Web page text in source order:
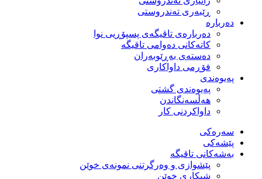
ڕێبەری تەندروستی
دەربارە
دەربارەی تاقیگەی پسپۆڕیی نوا
كاتەكانی دەوامی تاقیگە
دەستەی بەڕێوبەران
فۆڕمی داواكاری
پەیوەندی
پەیوەندی گشتی
هەڵسەنگاندن
داواكردنی كار
سەرەکی
پێشەکی
بەشەكانی تاقیگە
پێشوازی و وەرگرتنی نمونەی خوێن
شیكاری خوێن